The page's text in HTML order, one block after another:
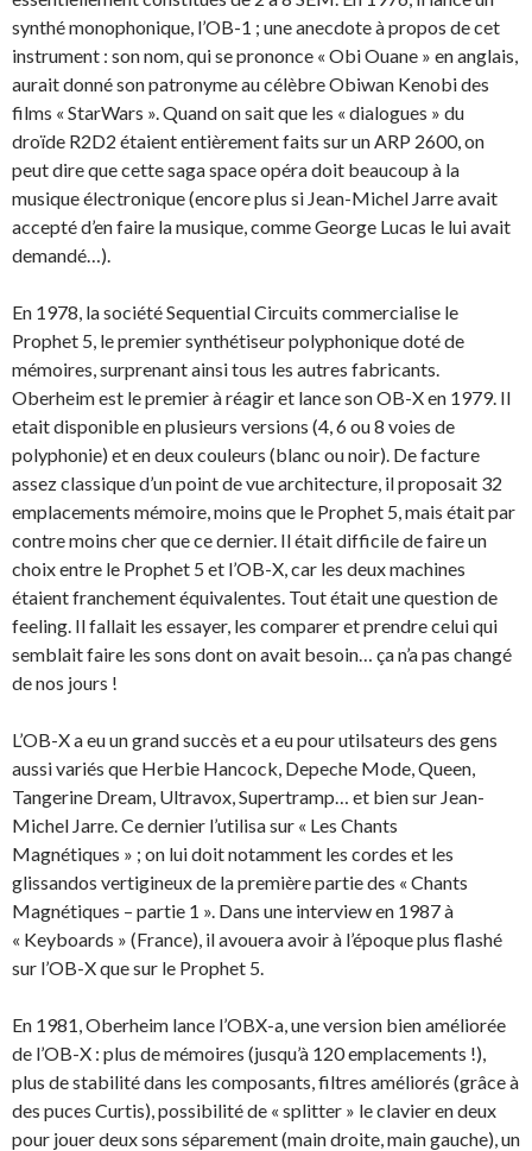
synthé monophonique, l’OB-1 ; une anecdote à propos de cet
instrument : son nom, qui se prononce « Obi Ouane » en anglais,
aurait donné son patronyme au célèbre Obiwan Kenobi des
films « StarWars ». Quand on sait que les « dialogues » du
droïde R2D2 étaient entièrement faits sur un ARP 2600, on
peut dire que cette saga space opéra doit beaucoup à la
musique électronique (encore plus si Jean-Michel Jarre avait
accepté d’en faire la musique, comme George Lucas le lui avait
demandé…).
En 1978, la société Sequential Circuits commercialise le
Prophet 5, le premier synthétiseur polyphonique doté de
mémoires, surprenant ainsi tous les autres fabricants.
Oberheim est le premier à réagir et lance son OB-X en 1979. Il
etait disponible en plusieurs versions (4, 6 ou 8 voies de
polyphonie) et en deux couleurs (blanc ou noir). De facture
assez classique d’un point de vue architecture, il proposait 32
emplacements mémoire, moins que le Prophet 5, mais était par
contre moins cher que ce dernier. Il était difficile de faire un
choix entre le Prophet 5 et l’OB-X, car les deux machines
étaient franchement équivalentes. Tout était une question de
feeling. Il fallait les essayer, les comparer et prendre celui qui
semblait faire les sons dont on avait besoin… ça n’a pas changé
de nos jours !
L’OB-X a eu un grand succès et a eu pour utilsateurs des gens
aussi variés que Herbie Hancock, Depeche Mode, Queen,
Tangerine Dream, Ultravox, Supertramp… et bien sur Jean-
Michel Jarre. Ce dernier l’utilisa sur « Les Chants
Magnétiques » ; on lui doit notamment les cordes et les
glissandos vertigineux de la première partie des « Chants
Magnétiques – partie 1 ». Dans une interview en 1987 à
« Keyboards » (France), il avouera avoir à l’époque plus flashé
sur l’OB-X que sur le Prophet 5.
En 1981, Oberheim lance l’OBX-a, une version bien améliorée
de l’OB-X : plus de mémoires (jusqu’à 120 emplacements !),
plus de stabilité dans les composants, filtres améliorés (grâce à
des puces Curtis), possibilité de « splitter » le clavier en deux
pour jouer deux sons séparement (main droite, main gauche), un